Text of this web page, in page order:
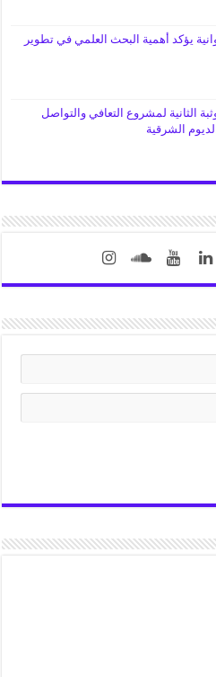
يؤكد أهمية البحث العلمي في تطوير
الثانية لمشروع التعافي والتواصل
الشرقية